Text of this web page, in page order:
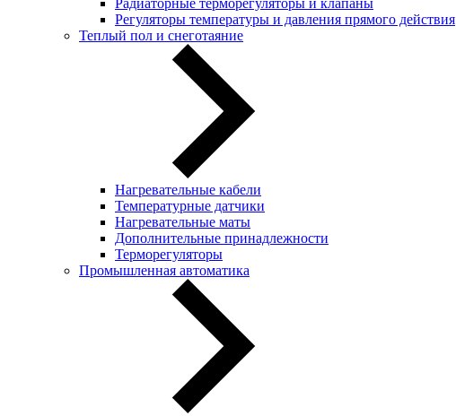
Радиаторные терморегуляторы и клапаны
Регуляторы температуры и давления прямого действия
Теплый пол и снеготаяние
Нагревательные кабели
Температурные датчики
Нагревательные маты
Дополнительные принадлежности
Терморегуляторы
Промышленная автоматика